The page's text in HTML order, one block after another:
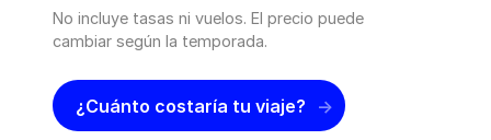
No incluye tasas ni vuelos. El precio puede
cambiar según la temporada.
¿Cuánto costaría tu viaje?